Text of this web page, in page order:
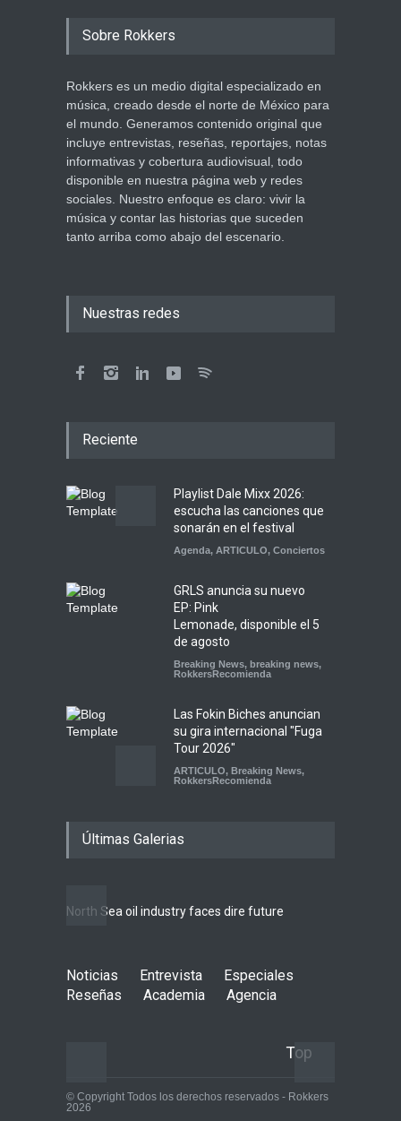
Sobre Rokkers
Rokkers es un medio digital especializado en
música, creado desde el norte de México para
el mundo. Generamos contenido original que
incluye entrevistas, reseñas, reportajes, notas
informativas y cobertura audiovisual, todo
disponible en nuestra página web y redes
sociales. Nuestro enfoque es claro: vivir la
música y contar las historias que suceden
tanto arriba como abajo del escenario.
Nuestras redes
Reciente
Playlist Dale Mixx 2026:
escucha las canciones que
sonarán en el festival
Agenda, ARTICULO, Conciertos
GRLS anuncia su nuevo
EP: Pink
Lemonade, disponible el 5
de agosto
Breaking News, breaking news,
RokkersRecomienda
Las Fokin Biches anuncian
su gira internacional "Fuga
Tour 2026"
ARTICULO, Breaking News,
RokkersRecomienda
nuevo de Psychedelic Porn
RokkersRecomienda,Sin
categoría
en el Auditorio BB de la
Ciudad de México
Últimas Galerias
North Sea oil industry faces dire future
Noticias Entrevista
Especiales
Reseñas
Academia Agencia
Top
© Copyright Todos los derechos reservados - Rokkers
2026